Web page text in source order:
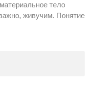
тело
живучим. Понятие